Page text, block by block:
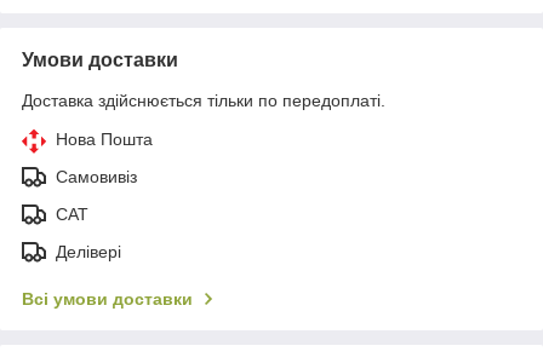
Умови доставки
Доставка здійснюється тільки по передоплаті.
Нова Пошта
Самовивіз
САТ
Делівері
Всі умови доставки